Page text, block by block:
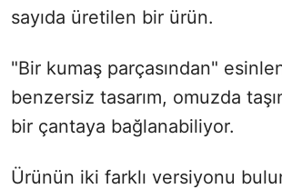
sayıda üretilen bir ürün.
"Bir kumaş parçasından"
benzersiz tasarım, omuzda
bir çantaya bağlanabiliyor.
Ürünün iki farklı versiyonu